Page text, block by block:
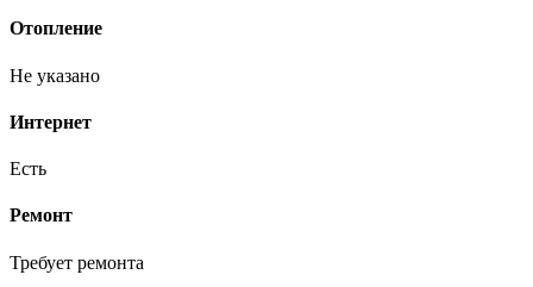
Отопление
Не указано
Интернет
Есть
Ремонт
Требует ремонта